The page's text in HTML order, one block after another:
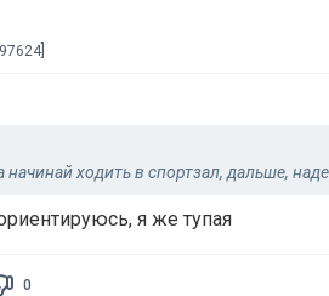
начинай ходить в спортзал, дальше,
я же тупая
0